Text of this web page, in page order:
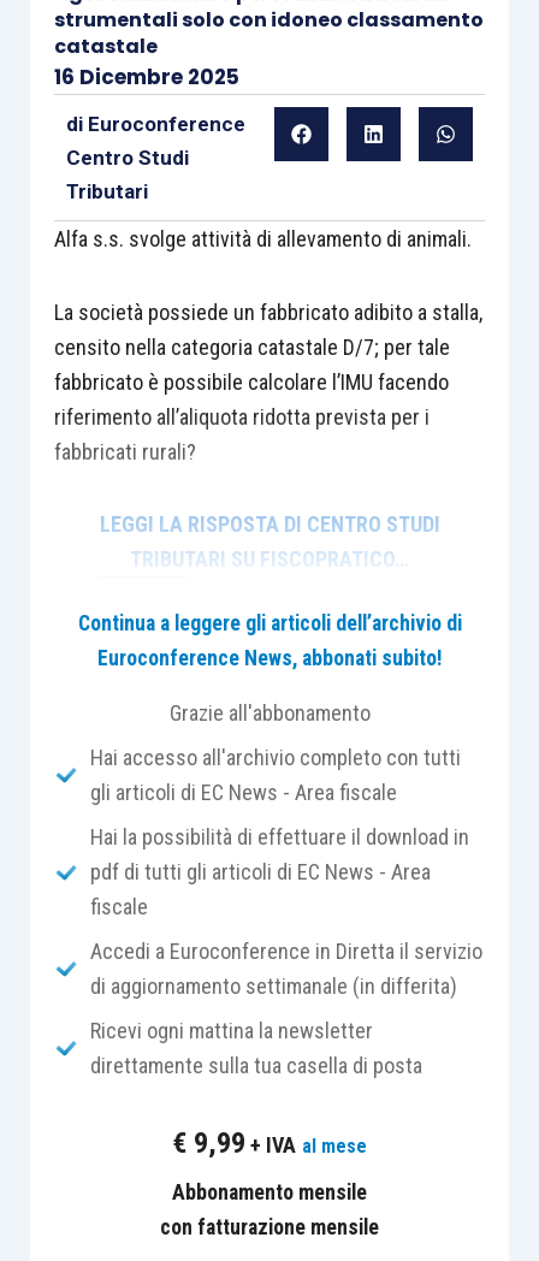
strumentali solo con idoneo classamento
catastale
16 Dicembre 2025
di Euroconference
Centro Studi
Tributari
Alfa s.s. svolge attività di allevamento di animali.
La società possiede un fabbricato adibito a stalla,
censito nella categoria catastale D/7; per tale
fabbricato è possibile calcolare l’IMU facendo
riferimento all’aliquota ridotta prevista per i
fabbricati rurali?
LEGGI LA RISPOSTA DI CENTRO STUDI
TRIBUTARI SU FISCOPRATICO…
Euroconference News e consultabili solo dagli
Continua a leggere gli articoli dell’archivio di
Euroconference News, abbonati subito!
Grazie all'abbonamento
Hai accesso all'archivio completo con tutti
gli articoli di EC News - Area fiscale
Hai la possibilità di effettuare il download in
pdf di tutti gli articoli di EC News - Area
fiscale
Accedi a Euroconference in Diretta il servizio
di aggiornamento settimanale (in differita)
Ricevi ogni mattina la newsletter
direttamente sulla tua casella di posta
€ 9,99 + IVA al mese
Abbonamento mensile
con fatturazione mensile